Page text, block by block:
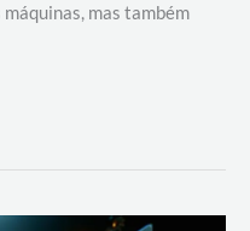
mas também